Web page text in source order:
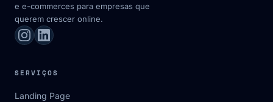
e e-commerces para empresas que
querem crescer online.
SERVIÇOS
Landing Page